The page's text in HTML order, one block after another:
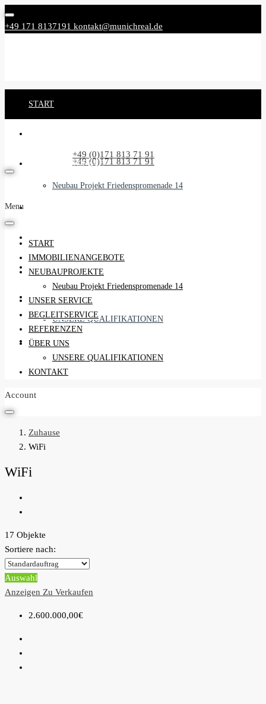
+49 171 8137191 kontakt@munichreal.de
Rufen Sie uns an: +49 (0)171 813 71 91
START
NEUBAUPROJEKTE
Neubau Projekt Friedenspromenade 14
REFERENZEN
ÜBER UNS
UNSERE QUALIFIKATIONEN
KONTAKT
+49 (0)171 813 71 91
Menu
START
IMMOBILIENANGEBOTE
NEUBAUPROJEKTE
Neubau Projekt Friedenspromenade 14
UNSER SERVICE
BEGLEITSERVICE
REFERENZEN
ÜBER UNS
UNSERE QUALIFIKATIONEN
KONTAKT
Account
Zuhause
WiFi
WiFi
17 Objekte
Sortiere nach:
Auswahl
Anzeigen Zu Verkaufen
2.600.000,00€